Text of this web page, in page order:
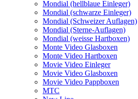
Mondial (hellblaue Einleger)
Mondial (schwarze Einleger)
Mondial (Schweizer Auflagen)
Mondial (Sterne-Auflagen)
Mondial (weisse Hartboxen)
Monte Video Glasboxen
Monte Video Hartboxen
Movie Video Einleger
Movie Video Glasboxen
Movie Video Pappboxen
MTC